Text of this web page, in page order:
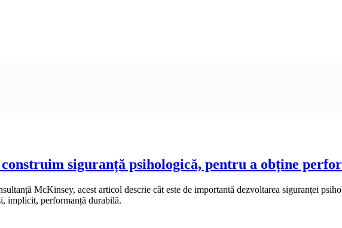
siguranță psihologică, pentru a obține
McKinsey, acest articol descrie cât este de importantă dezvoltarea siguranței
implicit, performanță durabilă.